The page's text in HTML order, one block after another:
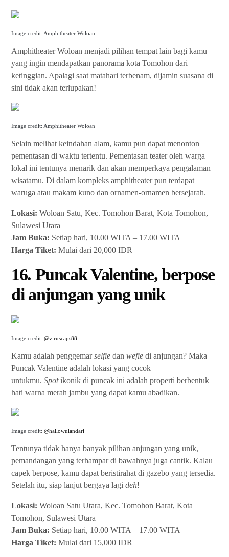
Image credit: Amphitheater Woloan
Amphitheater Woloan menjadi pilihan tempat lain bagi kamu
yang ingin mendapatkan panorama kota Tomohon dari
ketinggian. Apalagi saat matahari terbenam, dijamin suasana di
sini tidak akan terlupakan!
Image credit: Amphitheater Woloan
Selain melihat keindahan alam, kamu pun dapat menonton
pementasan di waktu tertentu. Pementasan teater oleh warga
lokal ini tentunya menarik dan akan memperkaya pengalaman
wisatamu. Di dalam kompleks amphitheater pun terdapat
waruga atau makam kuno dan ornamen-ornamen bersejarah.
Lokasi: Woloan Satu, Kec. Tomohon Barat, Kota Tomohon,
Sulawesi Utara
Jam Buka: Setiap hari, 10.00 WITA – 17.00 WITA
Harga Tiket: Mulai dari 20,000 IDR
16. Puncak Valentine, berpose
di anjungan yang unik
Image credit: @viruscaps88
Kamu adalah penggemarselfie dan wefie di anjungan? Maka
Puncak Valentine adalah lokasi yang cocok
untukmu. Spotikonik di puncak ini adalah properti berbentuk
hati warna merah jambu yang dapat kamu abadikan.
Image credit: @hallowulandari
Tentunya tidak hanya banyak pilihan anjungan yang unik,
pemandangan yang terhampar di bawahnya juga cantik. Kalau
capek berpose, kamu dapat beristirahat di gazebo yang tersedia.
Setelah itu, siap lanjut bergaya lagi deh!
Lokasi: Woloan Satu Utara, Kec. Tomohon Barat, Kota
Tomohon, Sulawesi Utara
Jam Buka: Setiap hari, 10.00 WITA – 17.00 WITA
Harga Tiket: Mulai dari 15,000 IDR